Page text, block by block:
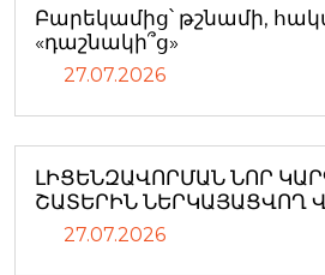
Բարեկամից՝ թշնամի,
«դաշնակի՞ց»
27.07.2026
ԼԻՑԵՆԶԱՎՈՐՄԱՆ ՆՈՐ
ՇԱՏԵՐԻՆ ՆԵՐԿԱՅԱՑՎՈՂ
27.07.2026